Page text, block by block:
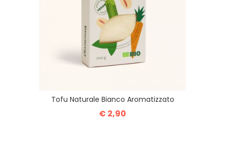
Tofu Naturale Bianco Aromatizzato
€ 2,90